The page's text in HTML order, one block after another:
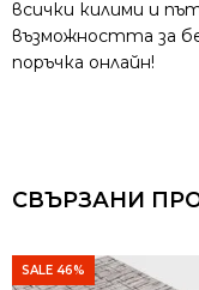
всички килими и
възможността за
поръчка онлайн!
СВЪРЗАНИ
SALE 46%